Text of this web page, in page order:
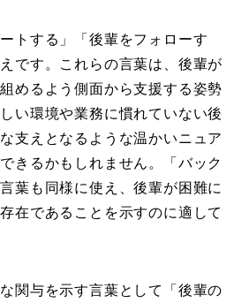
トする」「後輩をフォローす
です。これらの言葉は、後輩が
めるよう側面から支援する姿勢
い環境や業務に慣れていない後
支えとなるような温かいニュア
きるかもしれません。「バック
葉も同様に使え、後輩が困難に
在であることを示すのに適して
関与を示す言葉として「後輩の